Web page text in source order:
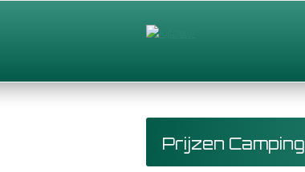
Prijzen Camping